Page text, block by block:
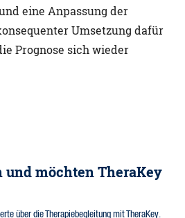
eine Anpassung der
Umsetzung dafür
Prognose sich wieder
und möchten TheraKey
über die Therapiebegleitung mit TheraKey.